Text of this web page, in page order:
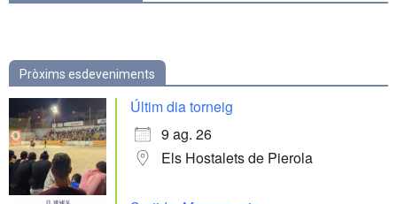
Pròxims esdeveniments
Últim dia torneig
9 ag. 26
Els Hostalets de Pierola